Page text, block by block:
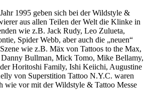
1995 geben sich bei der Wildstyle &
aus allen Teilen der Welt die Klinke in
wie z.B. Jack Rudy, Leo Zulueta,
Spider Webb, aber auch die „neuen“
wie z.B. Mäx von Tattoos to the Max,
Bullman, Mick Tomo, Mike Bellamy,
Horitoshi Family, Ishi Keiichi, Augustine
von Superstition Tattoo N.Y.C. waren
wie vor mit der Wildstyle & Tattoo Messe